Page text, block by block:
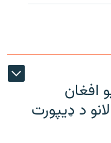
افغان
د ډیپورت